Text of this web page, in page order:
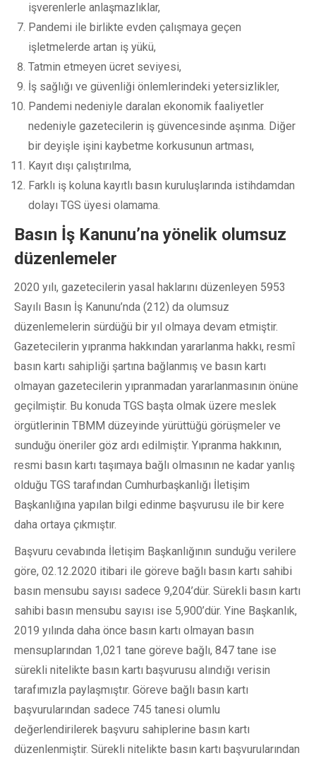
işverenlerle anlaşmazlıklar,
Pandemi ile birlikte evden çalışmaya geçen
işletmelerde artan iş yükü,
Tatmin etmeyen ücret seviyesi,
İş sağlığı ve güvenliği önlemlerindeki yetersizlikler,
Pandemi nedeniyle daralan ekonomik faaliyetler
nedeniyle gazetecilerin iş güvencesinde aşınma. Diğer
bir deyişle işini kaybetme korkusunun artması,
Kayıt dışı çalıştırılma,
Farklı iş koluna kayıtlı basın kuruluşlarında istihdamdan
dolayı TGS üyesi olamama.
Basın İş Kanunu’na yönelik olumsuz
düzenlemeler
2020 yılı, gazetecilerin yasal haklarını düzenleyen 5953
Sayılı Basın İş Kanunu’nda (212) da olumsuz
düzenlemelerin sürdüğü bir yıl olmaya devam etmiştir.
Gazetecilerin yıpranma hakkından yararlanma hakkı, resmî
basın kartı sahipliği şartına bağlanmış ve basın kartı
olmayan gazetecilerin yıpranmadan yararlanmasının önüne
geçilmiştir. Bu konuda TGS başta olmak üzere meslek
örgütlerinin TBMM düzeyinde yürüttüğü görüşmeler ve
sunduğu öneriler göz ardı edilmiştir. Yıpranma hakkının,
resmi basın kartı taşımaya bağlı olmasının ne kadar yanlış
olduğu TGS tarafından Cumhurbaşkanlığı İletişim
Başkanlığına yapılan bilgi edinme başvurusu ile bir kere
daha ortaya çıkmıştır.
Başvuru cevabında İletişim Başkanlığının sunduğu verilere
göre, 02.12.2020 itibari ile göreve bağlı basın kartı sahibi
basın mensubu sayısı sadece 9,204’dür. Sürekli basın kartı
sahibi basın mensubu sayısı ise 5,900’dür. Yine Başkanlık,
2019 yılında daha önce basın kartı olmayan basın
mensuplarından 1,021 tane göreve bağlı, 847 tane ise
sürekli nitelikte basın kartı başvurusu alındığı verisin
tarafımızla paylaşmıştır. Göreve bağlı basın kartı
başvurularından sadece 745 tanesi olumlu
değerlendirilerek başvuru sahiplerine basın kartı
düzenlenmiştir. Sürekli nitelikte basın kartı başvurularından